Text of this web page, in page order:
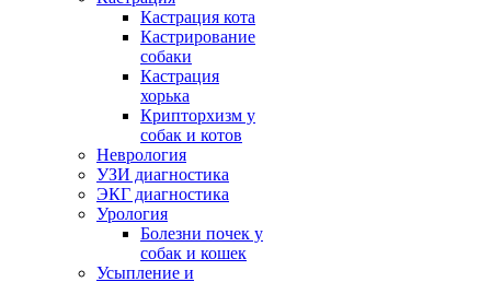
Кастрация кота
Кастрирование
собаки
Кастрация
хорька
Крипторхизм у
собак и котов
Неврология
УЗИ диагностика
ЭКГ диагностика
Урология
Болезни почек у
собак и кошек
Усыпление и